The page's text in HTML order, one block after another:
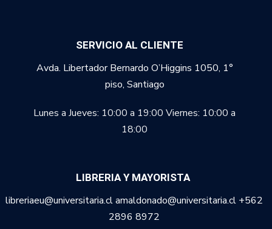
SERVICIO AL CLIENTE
Avda. Libertador Bernardo O’Higgins 1050, 1°
piso, Santiago
Lunes a Jueves: 10:00 a 19:00 Viernes: 10:00 a
18:00
LIBRERIA Y MAYORISTA
libreriaeu@universitaria.cl amaldonado@universitaria.cl +562
2896 8972